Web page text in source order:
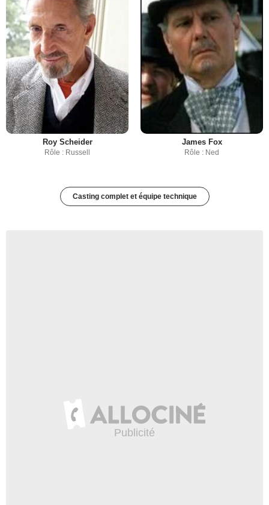
Roy Scheider
Rôle : Russell
James Fox
Rôle : Ned
Casting complet et équipe technique